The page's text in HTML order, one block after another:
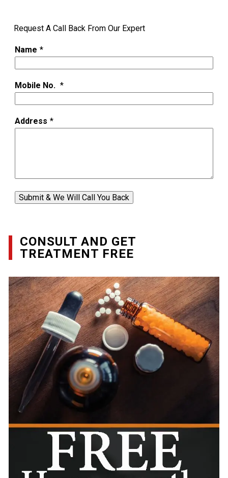
Request A Call Back From Our Expert
Name *
Mobile No. *
Address *
Submit & We Will Call You Back
CONSULT AND GET
TREATMENT FREE